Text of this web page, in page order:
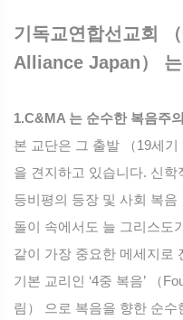
기독교연합선교회
Alliance Japan）
1.C&MA 는 순수한 복음주
본 교단은 그 출발 （19세
을 견지하고 있습니다. 신
등비평의 등장 및 사회 복
돌이 속에서도 늘 그리스도
같이 가장 중요한 메세지로
기본 교리인 ‘4중 복음’ （
림） 으로 복음을 향한 순